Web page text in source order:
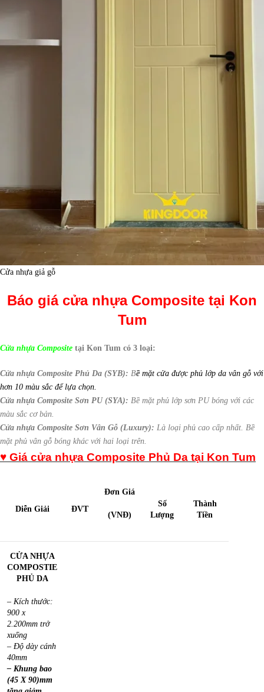
Cửa nhựa giả gỗ
Báo giá cửa nhựa Composite tại Kon
Tum
Cửa nhựa Composite tại Kon Tum có 3 loại:
Cửa nhựa Composite Phủ Da (SYB): Bề mặt cửa được phủ lớp da vân gỗ với
hơn 10 màu sắc để lựa chọn.
Cửa nhựa Composite Sơn PU (SYA): Bề mặt phủ lớp sơn PU bóng với các
màu sắc cơ bản.
Cửa nhựa Composite Sơn Vân Gỗ (Luxury): Là loại phủ cao cấp nhất. Bề
mặt phủ vân gỗ bóng khác với hai loại trên.
♥ Giá cửa nhựa Composite Phủ Da tại Kon Tum
Diễn Giải ĐVT
Đơn Giá
(VNĐ)
Số
Lượng
Thành
Tiền
CỬA NHỰA
COMPOSTIE
PHỦ DA
– Kích thước:
900 x
2.200mm trở
xuống
– Độ dày cánh
40mm
– Khung bao
(45 X 90)mm